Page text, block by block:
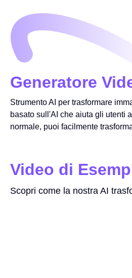
Generatore
Strumento AI per trasformare
basato sull'AI che aiuta gli utenti
normale, puoi facilmente
Video di
Scopri come la nostra AI